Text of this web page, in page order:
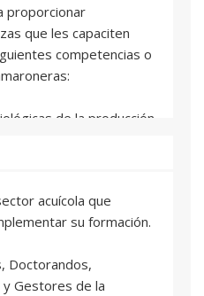
proporcionar
que les capaciten
competencias o
de la producción
de producción,
acuícola que
su formación.
Doctorandos,
Gestores de la